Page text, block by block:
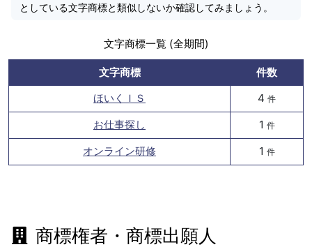
としている文字商標と類似しないか確認してみましょう。
文字商標一覧 (全期間)
文字商標
件数
ほいくＩＳ
4 件
お仕事探し 1 件
オンライン研修 1 件
商標権者・商標出願人